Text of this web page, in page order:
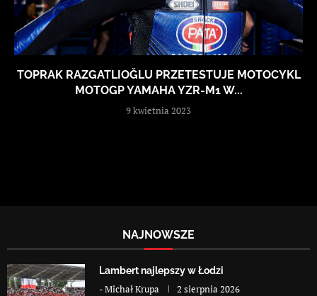
TOPRAK RAZGATLIOĞLU PRZETESTUJE MOTOCYKL
MOTOGP YAMAHA YZR-M1 W...
9 kwietnia 2023
NAJNOWSZE
Lambert najlepszy w Łodzi
-Michał Krupa 2 sierpnia 2026